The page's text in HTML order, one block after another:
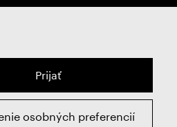
Prijať
osobných preferencií